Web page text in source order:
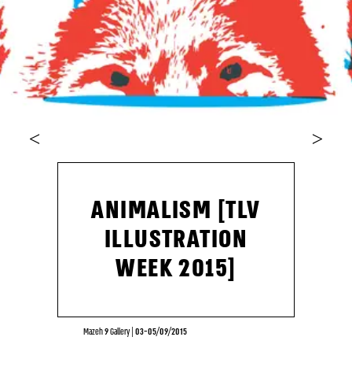
ANIMALISM [TLV
ILLUSTRATION
WEEK 2015]
Mazeh 9 Gallery| 03-05/09/2015